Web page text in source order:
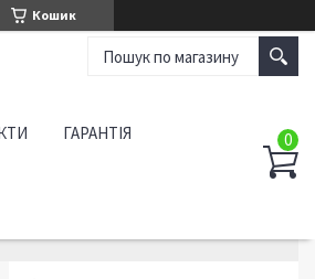
Кошик
ГАРАНТІЯ